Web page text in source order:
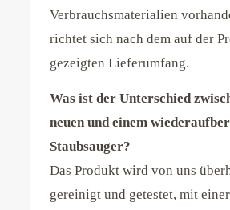
Verbrauchsmaterialien
richtet sich nach dem auf der
gezeigten Lieferumfang.
Was ist der Unterschied
neuen und einem
Staubsauger?
Das Produkt wird von uns
gereinigt und getestet, mit